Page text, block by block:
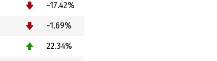
-17.42%
-1.69%
22.34%